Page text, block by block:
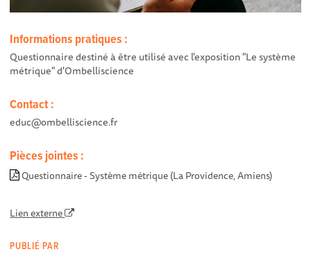
Informations pratiques :
Questionnaire destiné à être utilisé avec l'exposition "Le système
métrique" d'Ombelliscience
Contact :
educ@ombelliscience.fr
Pièces jointes :
Questionnaire - Système métrique (La Providence, Amiens)
Lien externe
PUBLIÉ PAR